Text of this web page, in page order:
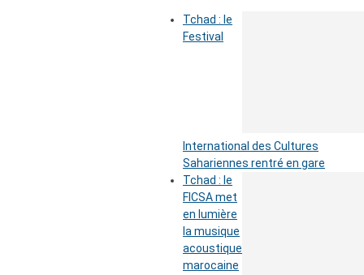
Tchad : le
Festival
International des Cultures
Sahariennes rentré en gare
Tchad : le
FICSA met
en lumière
la musique
acoustique
marocaine